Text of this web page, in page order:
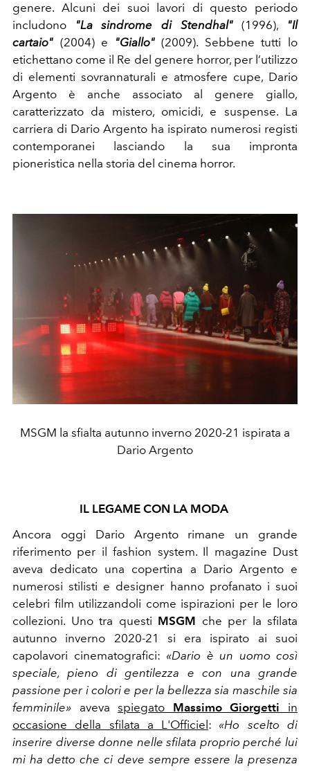
genere. Alcuni dei suoi lavori di questo periodo
includono
"La sindrome di Stendhal"(1996), "Il
cartaio" (2004) e "Giallo"(2009). Sebbene tutti lo
etichettano come il Re del genere horror, per l’utilizzo
di elementi sovrannaturali e atmosfere cupe, Dario
Argento è anche associato al genere giallo,
caratterizzato da mistero, omicidi, e suspense. La
carriera di Dario Argento ha ispirato numerosi registi
contemporanei lasciando la sua impronta
pioneristica nella storia del cinema horror.
MSGM la sfialta autunno inverno 2020-21 ispirata a
Dario Argento
IL LEGAME CON LA MODA
Ancora oggi Dario Argento rimane un grande
riferimento per il fashion system. Il magazine Dust
aveva dedicato una copertina a Dario Argento e
numerosi stilisti e designer hanno profanato i suoi
celebri film utilizzandoli come ispirazioni per le loro
collezioni. Uno tra questi MSGM che per la sfilata
autunno inverno 2020-21 si era ispirato ai suoi
capolavori cinematografici: «Dario è un uomo così
speciale, pieno di gentilezza e con una grande
passione per i colori e per la bellezza sia maschile sia
femminile» avevaspiegato Massimo Giorgetti in
occasione della sfilata a L'Officiel : «Ho scelto di
inserire diverse donne nelle sfilata proprio perché lui
mi ha detto che ci deve sempre essere la presenza